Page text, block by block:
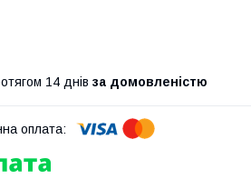
14 днів за домовленістю